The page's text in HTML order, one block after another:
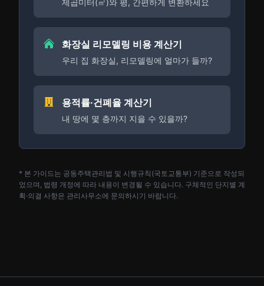
제곱미터(㎡)와 평, 간편하게 변환하세요
화장실 리모델링 비용 계산기
우리 집 화장실, 리모델링에 얼마가 들까?
용적률·건폐율 계산기
내 땅에 몇 층까지 지을 수 있을까?
* 본 가이드는 공동주택관리법 및 시행규칙(국토교통부) 기준으로 작성되
었으며, 법령 개정에 따라 내용이 변경될 수 있습니다. 구체적인 단지별 계
획·의결 사항은 관리사무소에 문의하시기 바랍니다.